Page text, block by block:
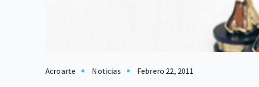
Acroarte Noticias Febrero 22, 2011